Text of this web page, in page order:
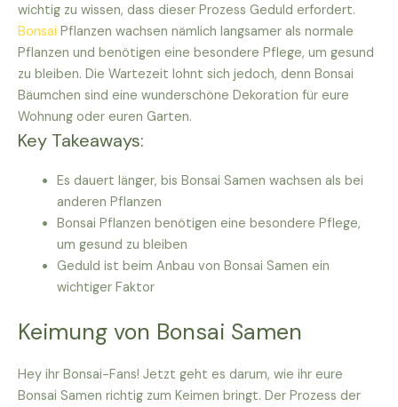
wichtig zu wissen, dass dieser Prozess Geduld erfordert.
Bonsai Pflanzen wachsen nämlich langsamer als normale
Pflanzen und benötigen eine besondere Pflege, um gesund
zu bleiben. Die Wartezeit lohnt sich jedoch, denn Bonsai
Bäumchen sind eine wunderschöne Dekoration für eure
Wohnung oder euren Garten.
Key Takeaways:
Es dauert länger, bis Bonsai Samen wachsen als bei
anderen Pflanzen
Bonsai Pflanzen benötigen eine besondere Pflege,
um gesund zu bleiben
Geduld ist beim Anbau von Bonsai Samen ein
wichtiger Faktor
Keimung von Bonsai Samen
Hey ihr Bonsai-Fans! Jetzt geht es darum, wie ihr eure
Bonsai Samen richtig zum Keimen bringt. Der Prozess der